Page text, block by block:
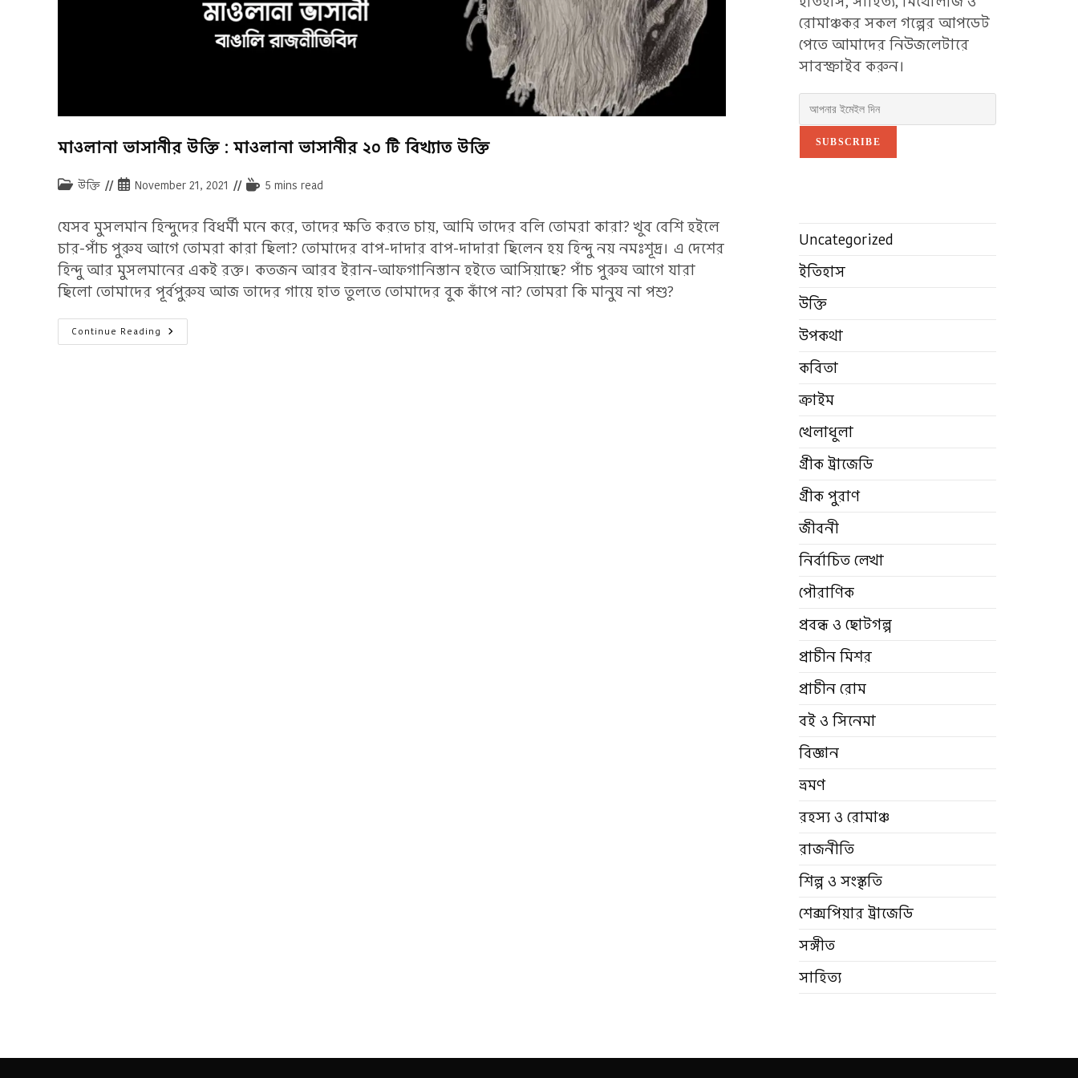
মাওলানা ভাসানীর উক্তি : মাওলানা ভাসানীর ২০ টি বিখ্যাত উক্তি
Postউক্তি
PostNovember 21, 2021
Reading5 mins read
যেসব মুসলমান হিন্দুদের বিধর্মী মনে করে, তাদের ক্ষতি করতে চায়, আমি তাদের বলি তোমরা কারা? খুব বেশি হইলে
চার-পাঁচ পুরুষ আগে তোমরা কারা ছিলা? তোমাদের বাপ-দাদার বাপ-দাদারা ছিলেন হয় হিন্দু নয় নমঃশূদ্র। এ দেশের
হিন্দু আর মুসলমানের একই রক্ত। কতজন আরব ইরান-আফগানিস্তান হইতে আসিয়াছে? পাঁচ পুরুষ আগে যারা
ছিলো তোমাদের পূর্বপুরুষ আজ তাদের গায়ে হাত তুলতে তোমাদের বুক কাঁপে না? তোমরা কি মানুষ না পশু?
Continue Reading মাওলানা
ভাসানীর
রোমাঞ্চকর সকল গল্পের আপডেট
পেতে আমাদের নিউজলেটারে
সাবস্ক্রাইব করুন।
SUBSCRIBE
Uncategorized
ইতিহাস
উক্তি
উপকথা
কবিতা
ক্রাইম
খেলাধুলা
গ্রীক ট্রাজেডি
গ্রীক পুরাণ
জীবনী
নির্বাচিত লেখা
পৌরাণিক
প্রবন্ধ ও ছোটগল্প
প্রাচীন মিশর
প্রাচীন রোম
বই ও সিনেমা
বিজ্ঞান
ভ্রমণ
রহস্য ও রোমাঞ্চ
রাজনীতি
শিল্প ও সংস্কৃতি
শেক্সপিয়ার ট্রাজেডি
সঙ্গীত
সাহিত্য